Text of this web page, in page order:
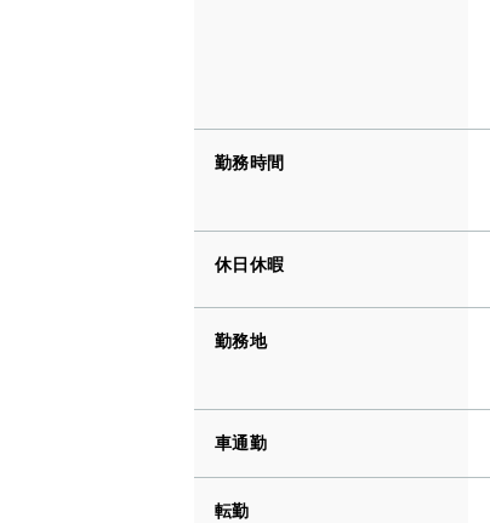
勤務時間
休日休暇
勤務地
車通勤
転勤